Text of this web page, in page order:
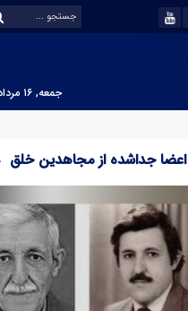
جمعه, ۱۶ مرداد , ۱۴۰۵
اعضا جداشده از مجاهدین خلق